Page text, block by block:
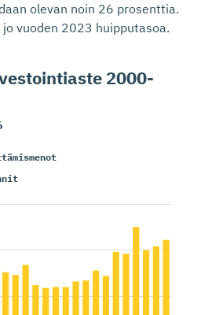
olevan noin 26 prosenttia.
vuoden 2023 huipputasoa.
2000-